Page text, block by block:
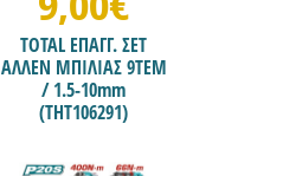
TOTAL ΕΠΑΓΓ. ΣΕΤ
ΑΛΛΕΝ ΜΠΙΛΙΑΣ 9ΤΕΜ
/ 1.5-10mm
(THT106291)